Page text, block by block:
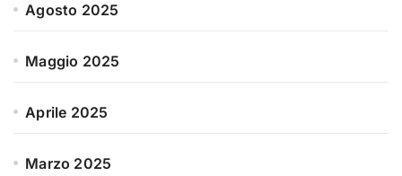
Agosto 2025
Maggio 2025
Aprile 2025
Marzo 2025